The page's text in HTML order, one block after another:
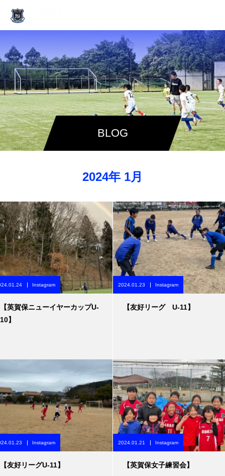
BLOG
2024年 1月
Instagram
【英賀保ニューイヤーカップU-
10】
2024.01.23 Instagram
【友好リーグ U-11】
Instagram
【友好リーグU-11】
2024.01.21 Instagram
【英賀保女子練習会】